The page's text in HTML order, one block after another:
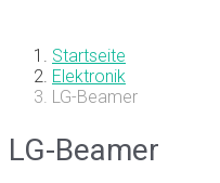
Startseite
Elektronik
LG-Beamer
LG-Beamer